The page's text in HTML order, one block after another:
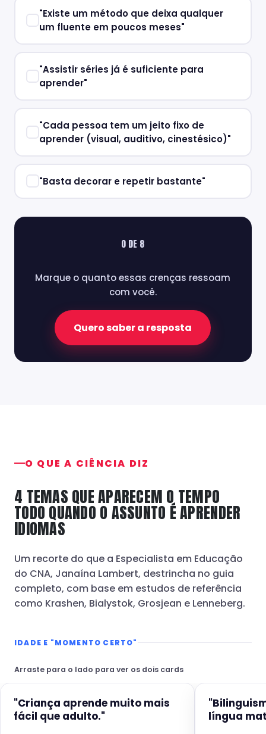
"Existe um método que deixa qualquer
um fluente em poucos meses"
"Assistir séries já é suficiente para
aprender"
"Cada pessoa tem um jeito fixo de
aprender (visual, auditivo, cinestésico)"
"Basta decorar e repetir bastante"
0 DE 8
Marque o quanto essas crenças ressoam
com você.
Quero saber a resposta
O QUE A CIÊNCIA DIZ
4 TEMAS QUE APARECEM O TEMPO
TODO QUANDO O ASSUNTO É APRENDER
IDIOMAS
Um recorte do que a Especialista em Educação
do CNA, Janaína Lambert, destrincha no guia
completo, com base em estudos de referência
como Krashen, Bialystok, Grosjean e Lenneberg.
IDADE E "MOMENTO CERTO"
Arraste para o lado para ver os dois cards
"Criança aprende muito mais
fácil que adulto."
língua